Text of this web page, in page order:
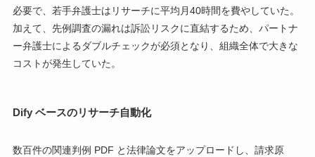
必要で、若手弁護士はリサーチに平均月40時間を費やしていた。
加えて、先例調査の漏れは訴訟リスクに直結するため、パートナ
ー弁護士によるダブルチェックが必須となり、組織全体で大きな
コストが発生していた。
Dify ベースのリサーチ自動化
数百件の関連判例 PDF と法律論文をアップロードし、請求原